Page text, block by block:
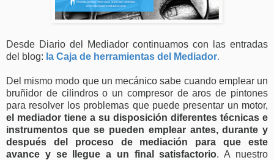
Desde Diario del Mediador continuamos con las entradas
del blog: la Caja de herramientas del Mediador.
Del mismo modo que un mecánico sabe cuando emplear un
bruñidor de cilindros o un compresor de aros de pintones
para resolver los problemas que puede presentar un motor,
el mediador tiene a su disposición diferentes técnicas e
instrumentos que se pueden emplear antes, durante y
después del proceso de mediación para que este
avance y se llegue a un final satisfactorio. A nuestro